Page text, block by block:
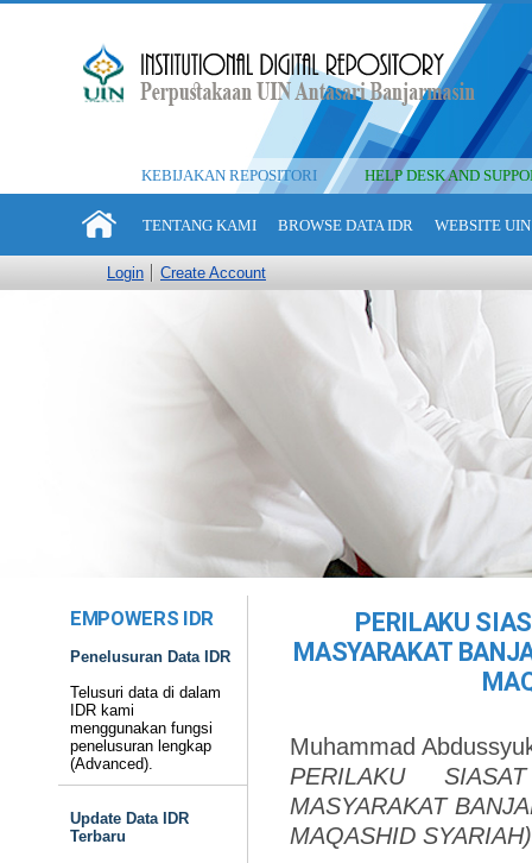
KEBIJAKAN REPOSITORI HELP DESK AND
TENTANG KAMI BROWSE DATA IDR WEBSITE
Login Create Account
EMPOWERS IDR
Penelusuran Data IDR
Telusuri data di dalam
IDR kami
menggunakan fungsi
penelusuran lengkap
(Advanced).
Update Data IDR
Terbaru
PERILAKU
MASYARAKAT
Muhammad
PERILAKU
MASYARAKAT
MAQASHID